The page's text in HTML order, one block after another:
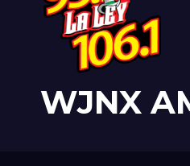
WJNX